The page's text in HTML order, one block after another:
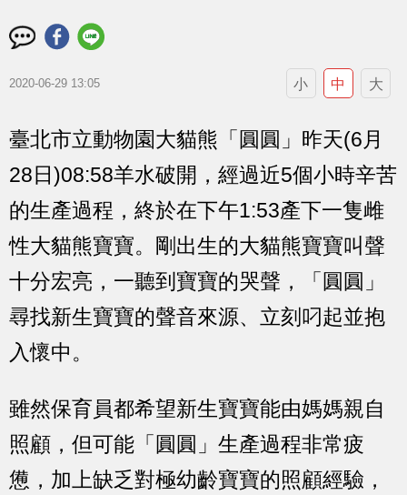
2020-06-29 13:05 小 中 大
臺北市立動物園大貓熊「圓圓」昨天(6月
28日)08:58羊水破開，經過近5個小時辛苦
的生產過程，終於在下午1:53產下一隻雌
性大貓熊寶寶。剛出生的大貓熊寶寶叫聲
十分宏亮，一聽到寶寶的哭聲，「圓圓」
尋找新生寶寶的聲音來源、立刻叼起並抱
入懷中。
雖然保育員都希望新生寶寶能由媽媽親自
照顧，但可能「圓圓」生產過程非常疲
憊，加上缺乏對極幼齡寶寶的照顧經驗，